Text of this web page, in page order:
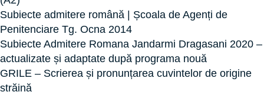
Subiecte admitere română | Școala de Agenți de
Penitenciare Tg. Ocna 2014
Subiecte Admitere Romana Jandarmi Dragasani 2020 –
actualizate și adaptate după programa nouă
GRILE – Scrierea și pronunțarea cuvintelor de origine
străină